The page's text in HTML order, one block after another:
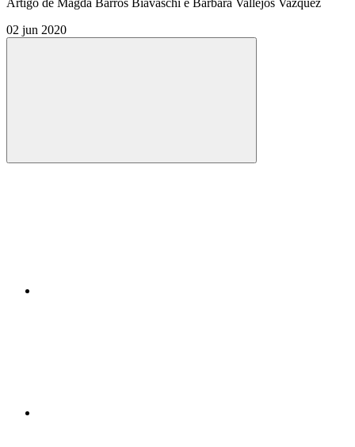
Artigo de Magda Barros Biavaschi e Bárbara Vallejos Vazquez
02 jun 2020
Compartilhar